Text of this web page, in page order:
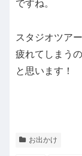
ですね。
スタジオツア
疲れてしまう
と思います！
お出かけ